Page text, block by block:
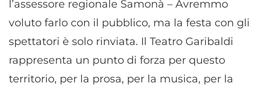
l’assessore regionale Samonà – Avremmo
voluto farlo con il pubblico, ma la festa con gli
spettatori è solo rinviata. Il Teatro Garibaldi
rappresenta un punto di forza per questo
territorio, per la prosa, per la musica, per la